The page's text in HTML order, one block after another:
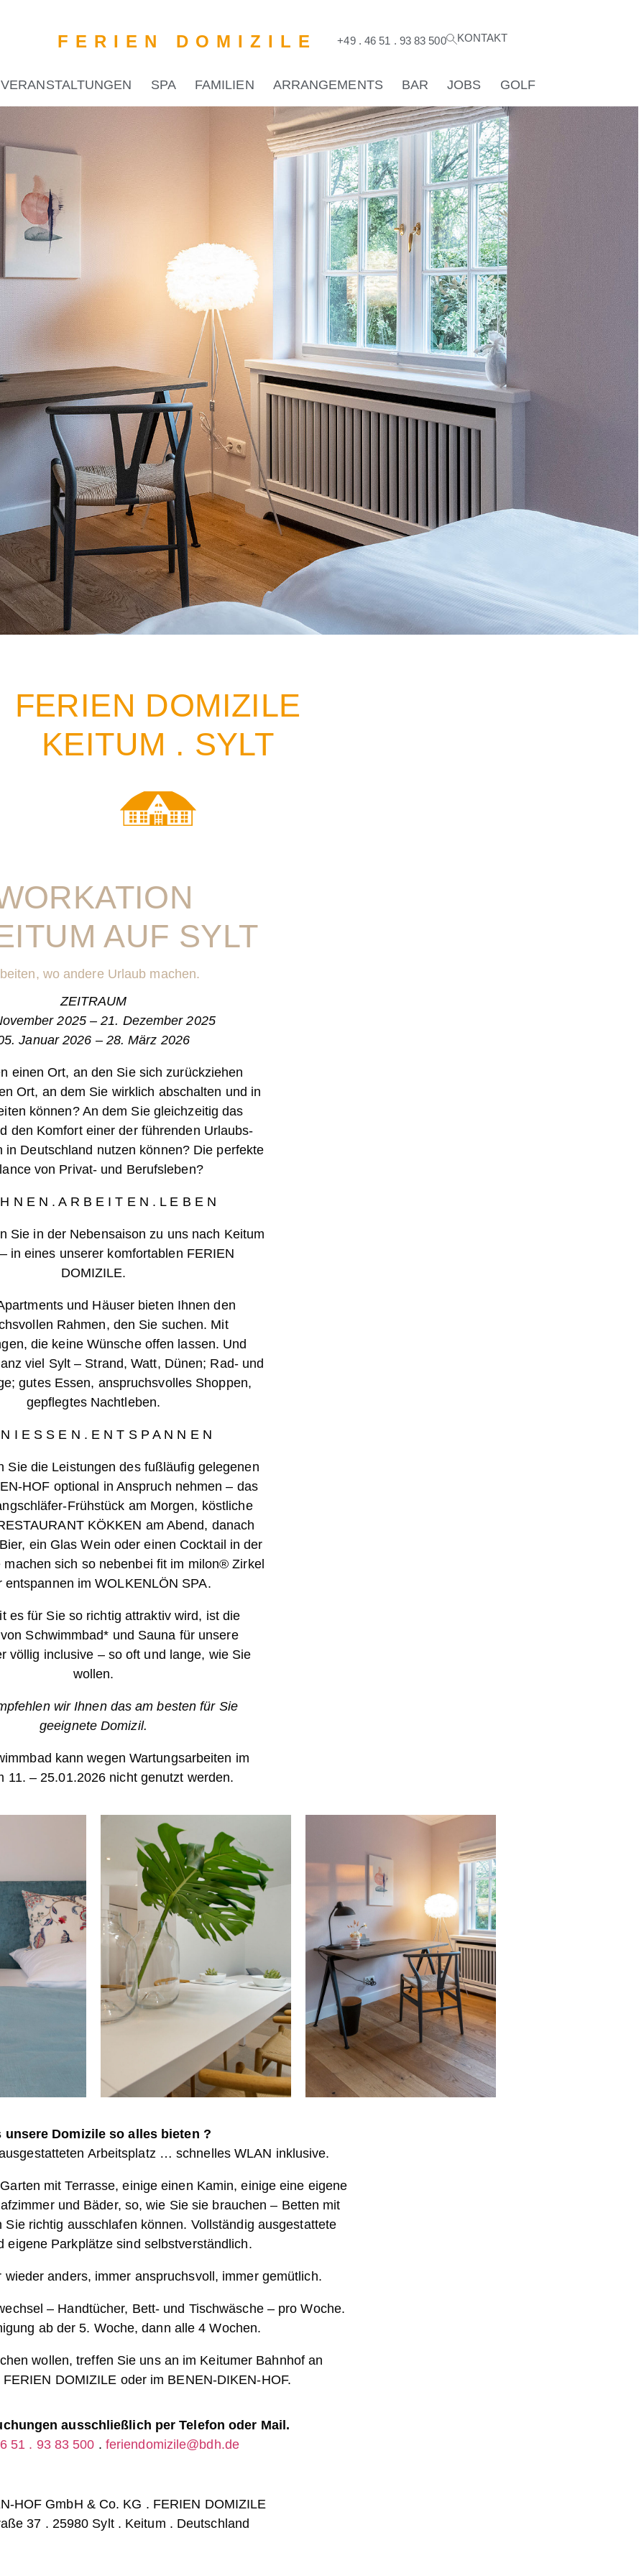
FERIEN DOMIZILE +49 . 46 51 . 93 83 500 KONTAKT
VERANSTALTUNGEN SPA FAMILIEN ARRANGEMENTS BAR JOBS GOLF
FERIEN DOMIZILE
KEITUM . SYLT
AUF SYLT
wo andere Urlaub machen.
ZEITRAUM
2025 – 21. Dezember 2025
Januar 2026 – 28. März 2026
einen Ort, an den Sie sich zurückziehen
Ort, an dem Sie wirklich abschalten und in
können? An dem Sie gleichzeitig das
den Komfort einer der führenden Urlaubs-
in Deutschland nutzen können? Die perfekte
von Privat- und Berufsleben?
N E N . A R B E I T E N . L E B E N
Sie in der Nebensaison zu uns nach Keitum
in eines unserer komfortablen FERIEN
DOMIZILE.
und Häuser bieten Ihnen den
Rahmen, den Sie suchen. Mit
die keine Wünsche offen lassen. Und
viel Sylt – Strand, Watt, Dünen; Rad- und
gutes Essen, anspruchsvolles Shoppen,
gepflegtes Nachtleben.
I E S S E N . E N T S P A N N E N
Sie die Leistungen des fußläufig gelegenen
HOF optional in Anspruch nehmen – das
Frühstück am Morgen, köstliche
KÖKKEN am Abend, danach
ein Glas Wein oder einen Cocktail in der
machen sich so nebenbei fit im milon® Zirkel
entspannen im WOLKENLÖN SPA.
es für Sie so richtig attraktiv wird, ist die
Schwimmbad* und Sauna für unsere
völlig inclusive – so oft und lange, wie Sie
wollen.
wir Ihnen das am besten für Sie
geeignete Domizil.
kann wegen Wartungsarbeiten im
11. – 25.01.2026 nicht genutzt werden.
unsere Domizile so alles bieten ?
Arbeitsplatz … schnelles WLAN inklusive.
mit Terrasse, einige einen Kamin, einige eine eigene
und Bäder, so, wie Sie sie brauchen – Betten mit
richtig ausschlafen können. Vollständig ausgestattete
eigene Parkplätze sind selbstverständlich.
anders, immer anspruchsvoll, immer gemütlich.
– Handtücher, Bett- und Tischwäsche – pro Woche.
ab der 5. Woche, dann alle 4 Wochen.
wollen, treffen Sie uns an im Keitumer Bahnhof an
DOMIZILE oder im BENEN-DIKEN-HOF.
ausschließlich per Telefon oder Mail.
51 . 93 83 500 . feriendomizile@bdh.de
HOF GmbH & Co. KG . FERIEN DOMIZILE
37 . 25980 Sylt . Keitum . Deutschland